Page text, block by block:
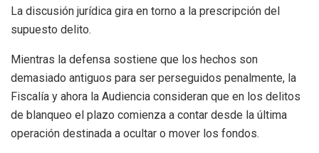
La discusión jurídica gira en torno a la prescripción del
supuesto delito.
Mientras la defensa sostiene que los hechos son
demasiado antiguos para ser perseguidos penalmente, la
Fiscalía y ahora la Audiencia consideran que en los delitos
de blanqueo el plazo comienza a contar desde la última
operación destinada a ocultar o mover los fondos.